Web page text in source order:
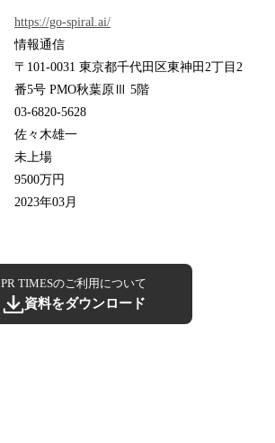
https://go-spiral.ai/
情報通信
〒101-0031 東京都千代田区東神田2丁目2
番5号 PMO秋葉原Ⅲ 5階
03-6820-5628
佐々木雄一
未上場
9500万円
2023年03月
PR TIMESのご利用について
資料をダウンロード